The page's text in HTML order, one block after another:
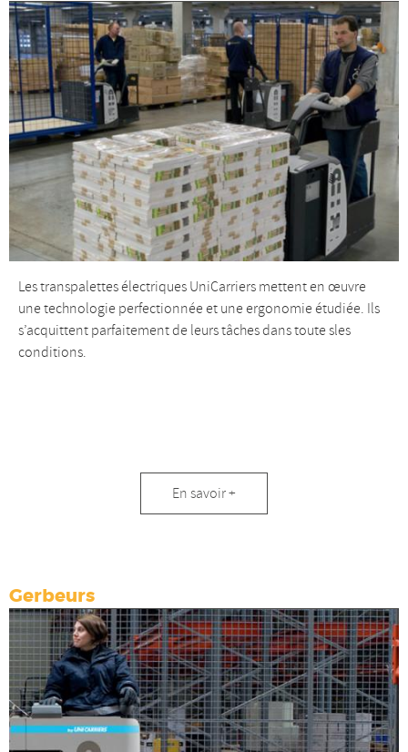
Les transpalettes électriques UniCarriers mettent en œuvre
une technologie perfectionnée et une ergonomie étudiée. Ils
s’acquittent parfaitement de leurs tâches dans toute sles
conditions.
En savoir +
Gerbeurs